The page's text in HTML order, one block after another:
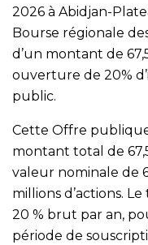
2026 à Abidjan-
Bourse régionale
d’un montant de
ouverture de 20%
public.
Cette Offre
montant total de
valeur nominale de
millions d’actions.
20 % brut par an,
période de